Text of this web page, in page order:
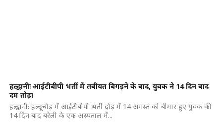
हल्द्वानीः आईटीबीपी भर्ती में तबीयत बिगड़ने के बाद, युवक ने 14 दिन बाद
दम तोड़ा
हल्द्वानीः हल्दूचौड़ में आईटीबीपी भर्ती दौड़ में 14 अगस्त को बीमार हुए युवक की
14 दिन बाद बरेली के एक अस्पताल में...